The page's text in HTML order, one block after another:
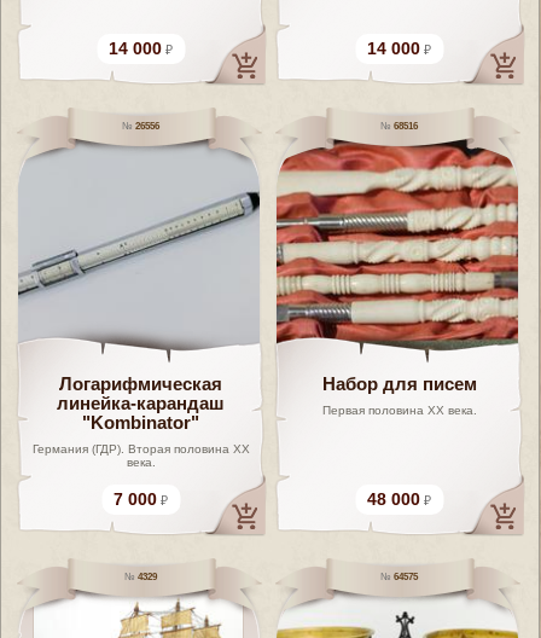
14 000 14 000
26556
Логарифмическая
линейка-карандаш
"Kombinator"
Германия (ГДР). Вторая половина XX
века.
7 000
68516
Набор для писем
Первая половина ХХ века.
48 000
4329 64575